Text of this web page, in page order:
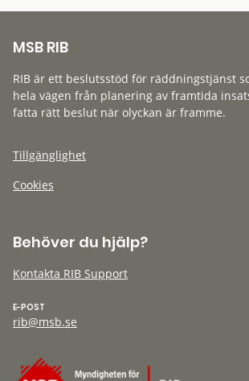
MSB RIB
RIB är ett beslutsstöd för räddningstjänst
hela vägen från planering av framtida
fatta rätt beslut när olyckan är framme.
Tillgänglighet
Cookies
Behöver du hjälp?
Kontakta RIB Support
E-POST
rib@msb.se